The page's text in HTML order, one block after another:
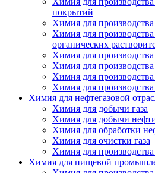
покрытий
Химия для
Химия для
органических
Химия для производства
Химия для
Химия для производства
Химия для
Химия для нефтегазовой
Химия для добычи газа
Химия для добычи
Химия для обработки
Химия для очистки газа
Химия для
Химия для пищевой